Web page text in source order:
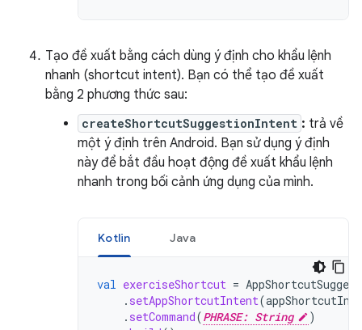
Tạo đề xuất bằng cách dùng ý định cho khẩu lệnh
nhanh (shortcut intent). Bạn có thể tạo đề xuất
bằng 2 phương thức sau:
createShortcutSuggestionIntent : trả về
một ý định trên Android. Bạn sử dụng ý định
này để bắt đầu hoạt động đề xuất khẩu lệnh
nhanh trong bối cảnh ứng dụng của mình.
Kotlin Java
val exerciseShortcut =
. setAppShortcutIntent(
. setCommand(PHRASE: String
)